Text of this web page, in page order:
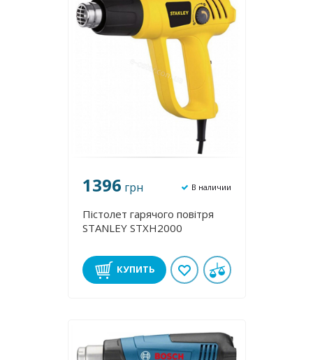
1396 грн В наличии
Пістолет гарячого повітря
STANLEY STXH2000
КУПИТЬ